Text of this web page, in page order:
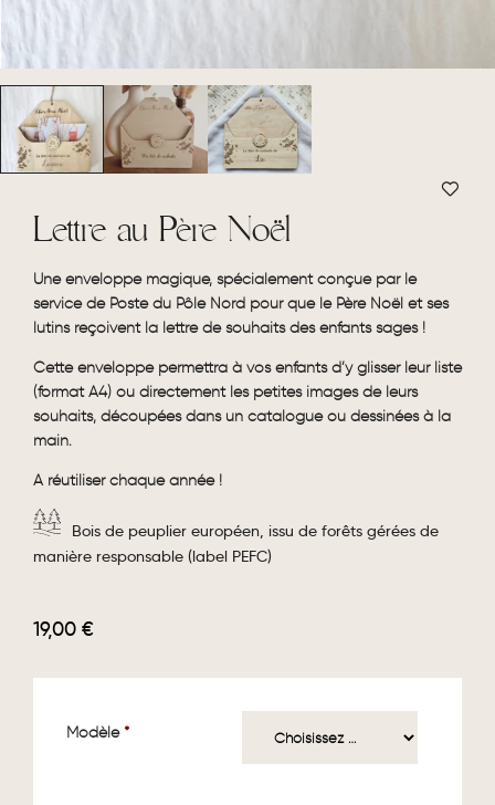
Lettre au Père Noël
Une enveloppe magique, spécialement conçue par le
service de Poste du Pôle Nord pour que le Père Noël et ses
lutins reçoivent la lettre de souhaits des enfants sages !
Cette enveloppe permettra à vos enfants d’y glisser leur liste
(format A4) ou directement les petites images de leurs
souhaits, découpées dans un catalogue ou dessinées à la
main.
A réutiliser chaque année !
Bois de peuplier européen, issu de forêts gérées de
manière responsable (label PEFC)
19,00 €
Modèle *